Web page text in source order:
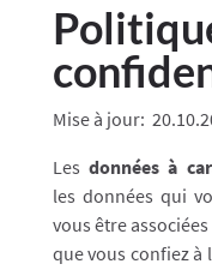
Mise à jour:
Lesdonnées à
les données qui
vous être
que vous confiez à